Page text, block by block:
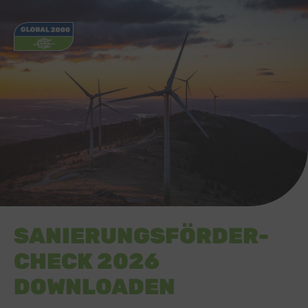
SANIERUNGSFÖRDER-
CHECK 2026
DOWNLOADEN